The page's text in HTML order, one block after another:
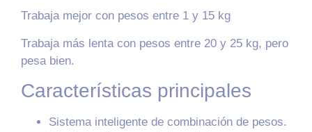
Trabaja mejor con pesos entre 1 y 15 kg
Trabaja más lenta con pesos entre 20 y 25 kg, pero
pesa bien.
Características principales
Sistema inteligente de combinación de pesos.